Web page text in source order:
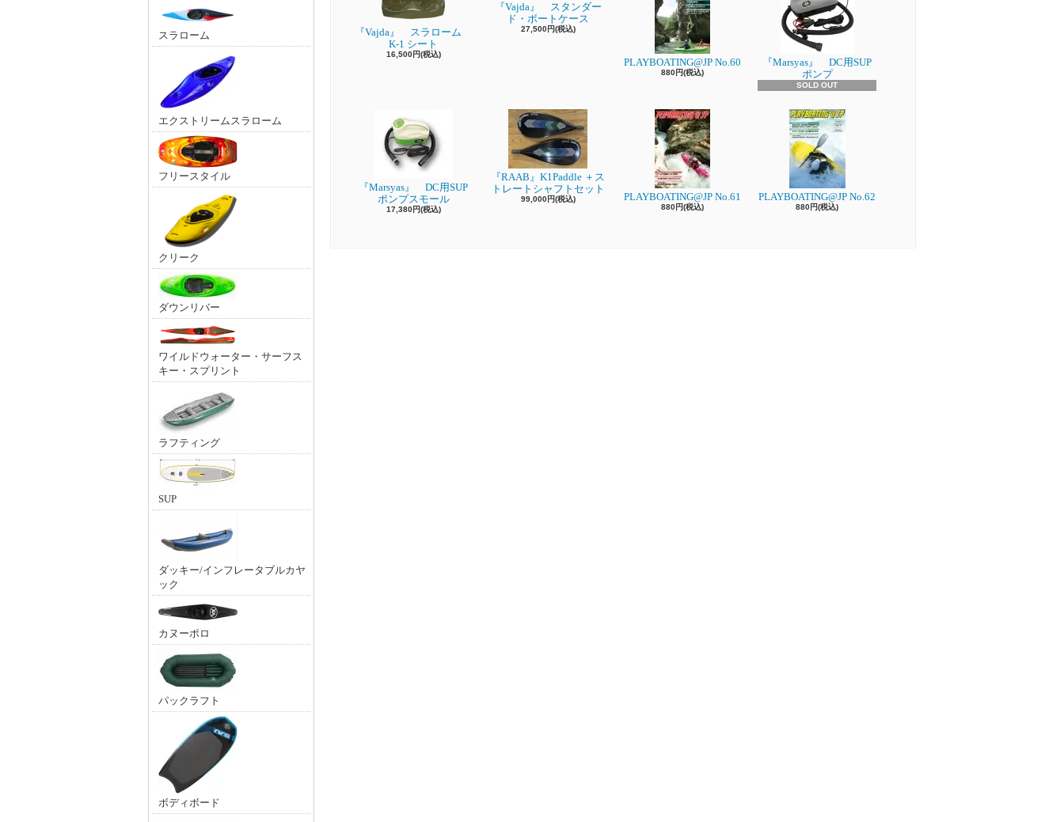
スラローム
エクストリームスラローム
フリースタイル
クリーク
ダウンリバー
ワイルドウォーター・サーフス
キー・スプリント
ラフティング
SUP
ダッキー/インフレータブルカヤ
ック
カヌーポロ
パックラフト
ボディボード
『Vajda』 スラローム
K-1 シート
16,500円(税込)
『Vajda』 スタンダー
ド・ボートケース
27,500円(税込)
PLAYBOATING@JP No.60
880円(税込)
『Marsyas』 DC用SUP
ポンプ
SOLD OUT
『Marsyas』 DC用SUP
ポンプスモール
17,380円(税込)
『RAAB』K1Paddle ＋ス
トレートシャフトセット
99,000円(税込) PLAYBOATING@JP No.61
880円(税込)
PLAYBOATING@JP No.62
880円(税込)